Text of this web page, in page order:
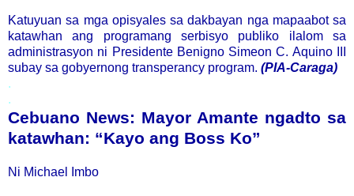
Katuyuan sa mga opisyales sa dakbayan nga mapaabot sa
katawhan ang programang serbisyo publiko ilalom sa
administrasyon ni Presidente Benigno Simeon C. Aquino III
subay sa gobyernong transperancy program. (PIA-Caraga)
.
.
Cebuano News: Mayor Amante ngadto sa
katawhan: “Kayo ang Boss Ko”
Ni Michael Imbo